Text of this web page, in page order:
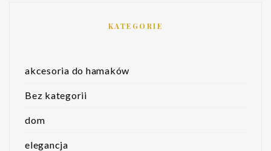
KATEGORIE
akcesoria do hamaków
Bez kategorii
dom
elegancja